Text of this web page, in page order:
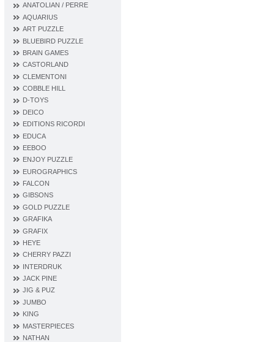
ANATOLIAN / PERRE
AQUARIUS
ART PUZZLE
BLUEBIRD PUZZLE
BRAIN GAMES
CASTORLAND
CLEMENTONI
COBBLE HILL
D‐TOYS
DEICO
EDITIONS RICORDI
EDUCA
EEBOO
ENJOY PUZZLE
EUROGRAPHICS
FALCON
GIBSONS
GOLD PUZZLE
GRAFIKA
GRAFIX
HEYE
CHERRY PAZZI
INTERDRUK
JACK PINE
JIG & PUZ
JUMBO
KING
MASTERPIECES
NATHAN